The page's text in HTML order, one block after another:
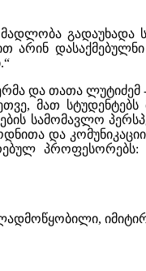
გადაუხადა
არინ
და თათა ლუტიძემ
, მათ
სამომავლო
და
პროფესორებს: